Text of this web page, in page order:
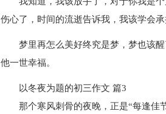
伤心了，时间的流逝告诉我，我该学会承
梦里再怎么美好终究是梦，梦也该
他一世幸福。
以冬夜为题的初三作文 篇3
那个寒风刺骨的夜晚，正是“每逢佳